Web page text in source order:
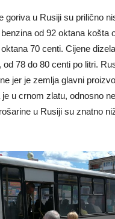
goriva u Rusiji su prilično
od 92 oktana košta
70 centi. Cijene
od 78 do 80 centi po litri.
jer je zemlja glavni
u crnom zlatu, odnosno
u Rusiji su znatno